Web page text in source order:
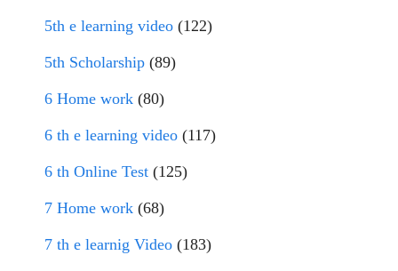
5th e learning video (122)
5th Scholarship (89)
6 Home work (80)
6 th e learning video (117)
6 th Online Test (125)
7 Home work (68)
7 th e learnig Video (183)